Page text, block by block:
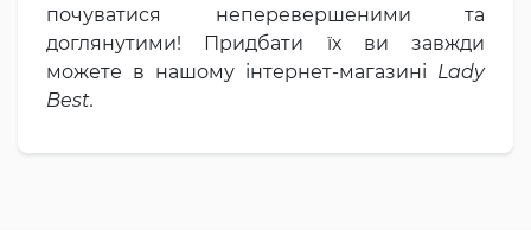
почуватися неперевершеними та
доглянутими! Придбати їх ви завжди
можете в нашому інтернет-магазині Lady
Best.